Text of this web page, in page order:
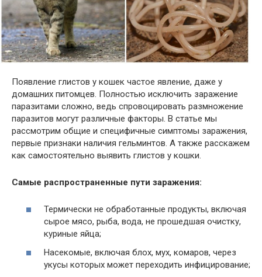
Появление глистов у кошек частое явление, даже у
домашних питомцев. Полностью исключить заражение
паразитами сложно, ведь спровоцировать размножение
паразитов могут различные факторы. В статье мы
рассмотрим общие и специфичные симптомы заражения,
первые признаки наличия гельминтов. А также расскажем
как самостоятельно выявить глистов у кошки.
Самые распространенные пути заражения:
Термически не обработанные продукты, включая
сырое мясо, рыба, вода, не прошедшая очистку,
куриные яйца;
Насекомые, включая блох, мух, комаров, через
укусы которых может переходить инфицирование;